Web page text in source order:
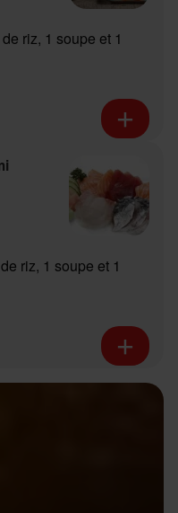
riz, 1 soupe et 1
riz, 1 soupe et 1